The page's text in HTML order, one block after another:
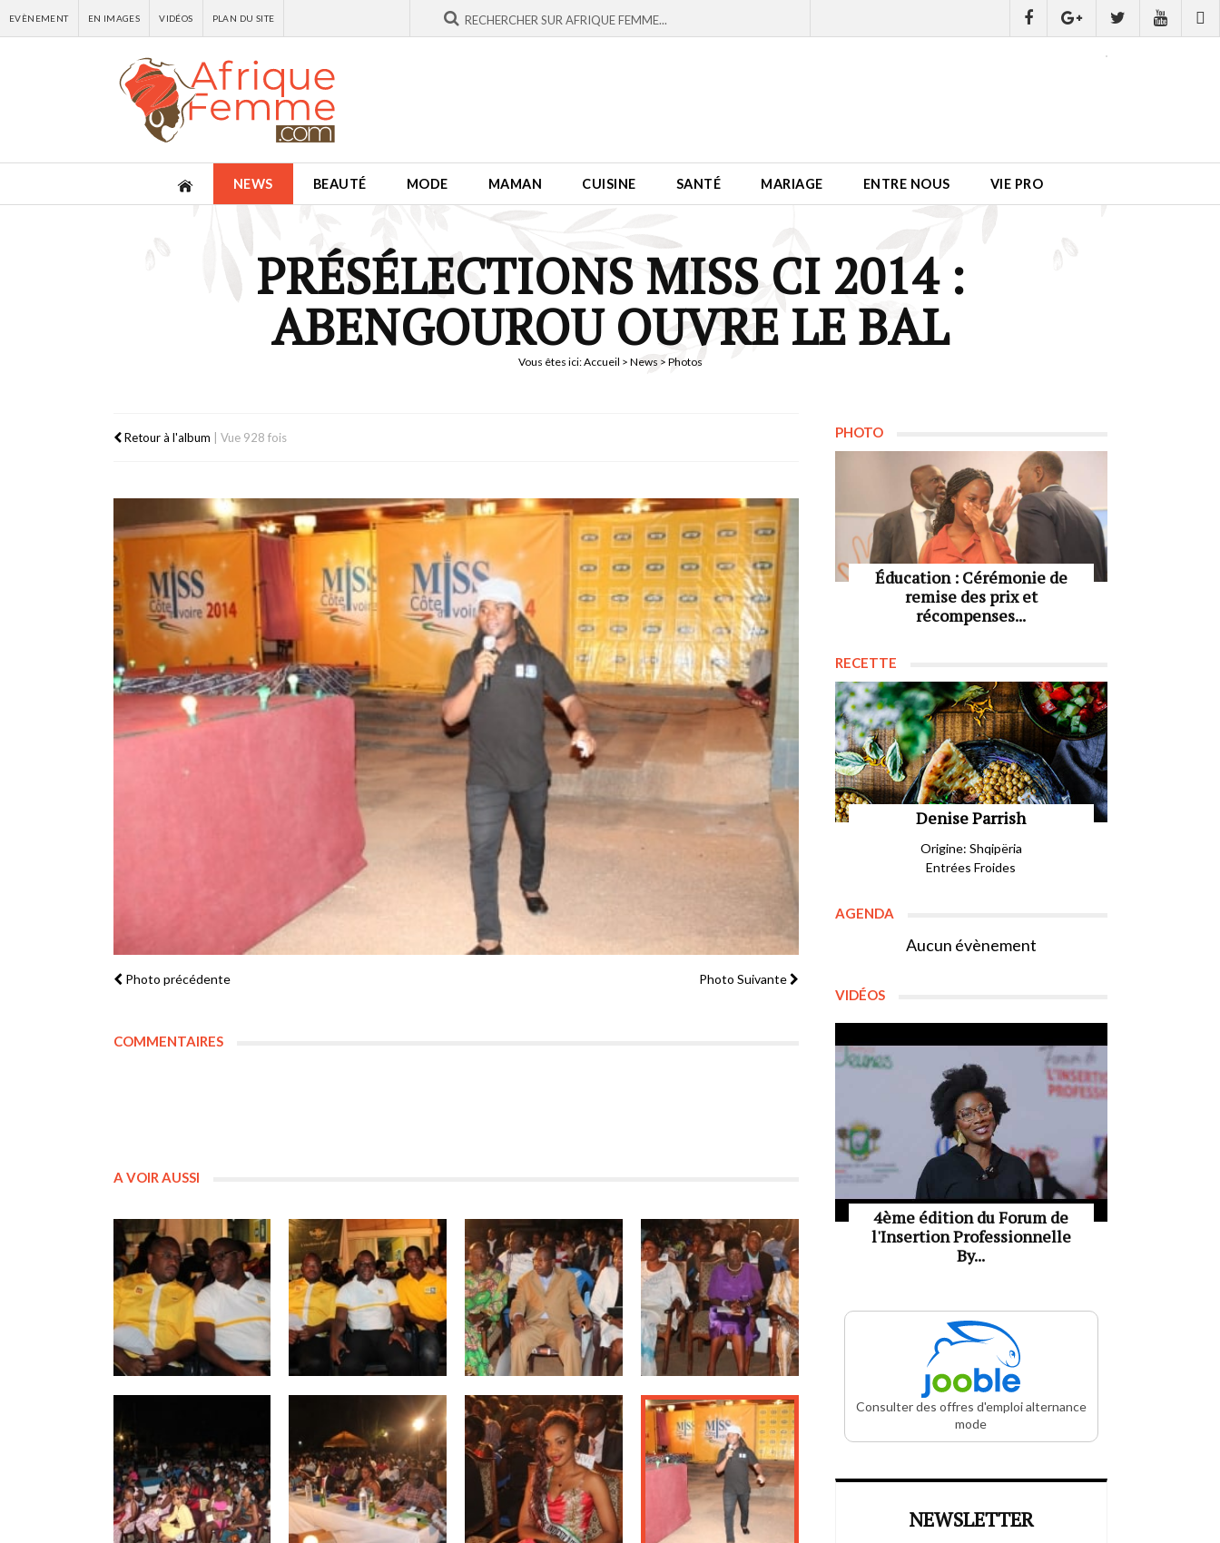
EVÈNEMENT EN IMAGES VIDÉOS PLAN DU SITE
NEWS BEAUTÉ MODE MAMAN CUISINE SANTÉ MARIAGE ENTRE NOUS VIE PRO
PRÉSÉLECTIONS MISS CI 2014 :
ABENGOUROU OUVRE LE BAL
Vous êtes ici:Accueil > News > Photos
Retour à l'album Vue 928 fois
Photo précédente Photo Suivante
COMMENTAIRES
A VOIR AUSSI
PHOTO
Éducation : Cérémonie de
remise des prix et
récompenses...
RECETTE
Denise Parrish
Origine: Shqipëria
Entrées Froides
AGENDA
Aucun évènement
VIDÉOS
4ème édition du Forum de
l'Insertion Professionnelle
By...
Consulter des offres d'emploi alternance
mode
NEWSLETTER